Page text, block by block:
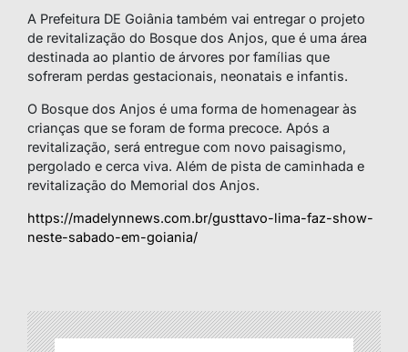
A Prefeitura DE Goiânia também vai entregar o projeto
de revitalização do Bosque dos Anjos, que é uma área
destinada ao plantio de árvores por famílias que
sofreram perdas gestacionais, neonatais e infantis.
O Bosque dos Anjos é uma forma de homenagear às
crianças que se foram de forma precoce. Após a
revitalização, será entregue com novo paisagismo,
pergolado e cerca viva. Além de pista de caminhada e
revitalização do Memorial dos Anjos.
https://madelynnews.com.br/gusttavo-lima-faz-show-
neste-sabado-em-goiania/